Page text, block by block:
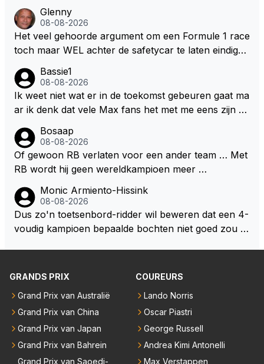
uden dan dat hij op dit moment beweerd. Dan kan hij
zijn talenten en uitzonderlijke klasse laten zien en he
eft daar enorm veel lol aan.
ert nu de spindoctor van newey geworden?? Eerlijk
gezegd snap ik de de kop én het artikel niet echt.
Glenny
08-08-2026
Het veel gehoorde argument om een Formule 1 race
toch maar WEL achter de safetycar te laten eindigen
dat men vreest voor een brandstof tekort. Kennelijk
rijden de teams met tot op de liter afgemeten peut...
Bassie1
08-08-2026
Ik weet niet wat er in de toekomst gebeuren gaat ma
ar ik denk dat vele Max fans het met me eens zijn da
zijn als Alonso samen met Max ergens in een vieren
twings uur race samen in een team zouden zitten. D
eze 2 coureurs zouden een fantastisch affiche zijn v
Bosaap
08-08-2026
Of gewoon RB verlaten voor een ander team … Met
RB wordt hij geen wereldkampioen meer …
Monic Armiento-Hissink
08-08-2026
Dus zo'n toetsenbord-ridder wil beweren dat een 4-
voudig kampioen bepaalde bochten niet goed zou n
GRANDS PRIX
Grand Prix van Australië
Grand Prix van China
Grand Prix van Japan
Grand Prix van Bahrein
Grand Prix van Saoedi-
COUREURS
Lando Norris
Oscar Piastri
George Russell
Andrea Kimi Antonelli
Max Verstappen